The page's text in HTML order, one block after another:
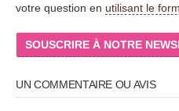
votre question en utilisant le
SOUSCRIRE À NOTRE
UN COMMENTAIRE OU AVIS